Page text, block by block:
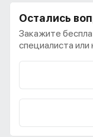
Остались
Закажите
специалиста